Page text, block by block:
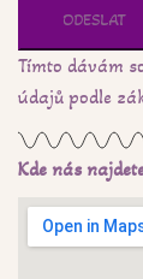
ODESLAT
Tímto dávám
údajů podle
Kde nás